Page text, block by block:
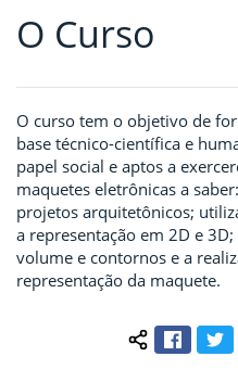
Fim da navegação
Início do conteúdo
O Curso
O curso tem o objetivo de
base técnico-científica e
papel social e aptos a
maquetes eletrônicas a
projetos arquitetônicos;
a representação em 2D e
volume e contornos e a
representação da maquete.
Facebook